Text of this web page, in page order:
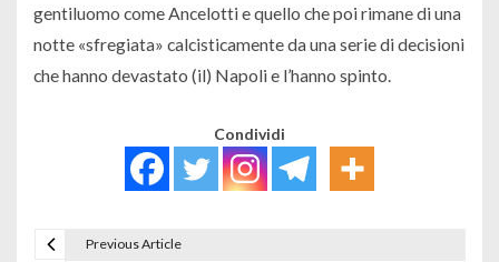
gentiluomo come Ancelotti e quello che poi rimane di una
notte «sfregiata» calcisticamente da una serie di decisioni
che hanno devastato (il) Napoli e l’hanno spinto.
Condividi
Previous Article